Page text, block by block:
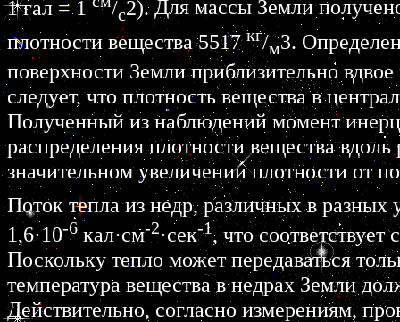
1 гал = 1 /с2). Для массы Земли
плотности вещества5517кг/м3.
поверхности Земли приблизительно
следует, что плотность вещества в
Полученный из наблюдений момент
распределения плотности вещества
значительном увеличении плотности от
Поток тепла из недр, различных в разных
1,6·10-6 кал·см-2·сек-1,что
Поскольку тепло может передаваться
температура вещества в недрах Земли
Действительно, согласно измерениям,